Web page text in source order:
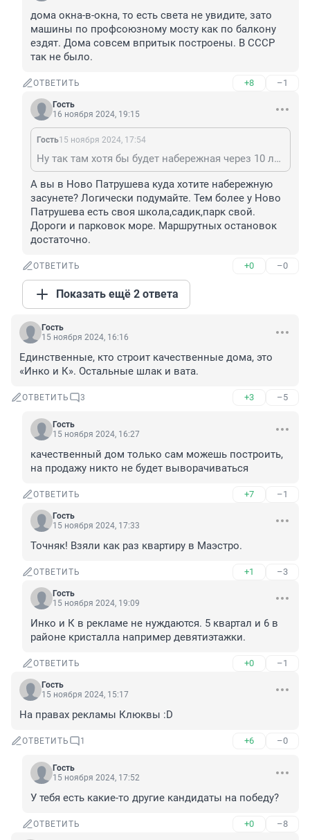
дома окна-в-окна, то есть света не увидите, зато
машины по профсоюзному мосту как по балкону
ездят. Дома совсем впритык построены. В СССР
так не было.
ОТВЕТИТЬ +8 –1
Гость
16 ноября 2024, 19:15
Гость15 ноября 2024, 17:54
Ну так там хотя бы будет набережная через 10 лет, а вот в Ново-Патрушево её никогда не будет.
А вы в Ново Патрушева куда хотите набережную
засунете? Логически подумайте. Тем более у Ново
Патрушева есть своя школа,садик,парк свой.
Дороги и парковок море. Маршрутных остановок
достаточно.
ОТВЕТИТЬ +0 –0
Показать ещё 2 ответа
Гость
15 ноября 2024, 16:16
Единственные, кто строит качественные дома, это
«Инко и К». Остальные шлак и вата.
ОТВЕТИТЬ 3 +3 –5
Гость
15 ноября 2024, 16:27
качественный дом только сам можешь построить,
на продажу никто не будет выворачиваться
ОТВЕТИТЬ +7 –1
Гость
15 ноября 2024, 17:33
Точняк! Взяли как раз квартиру в Маэстро.
ОТВЕТИТЬ +1 –3
Гость
15 ноября 2024, 19:09
Инко и К в рекламе не нуждаются. 5 квартал и 6 в
районе кристалла например девятиэтажки.
ОТВЕТИТЬ +0 –1
Гость
15 ноября 2024, 15:17
На правах рекламы Клюквы :D
ОТВЕТИТЬ 1 +6 –0
Гость
15 ноября 2024, 17:52
У тебя есть какие-то другие кандидаты на победу?
ОТВЕТИТЬ +0 –8